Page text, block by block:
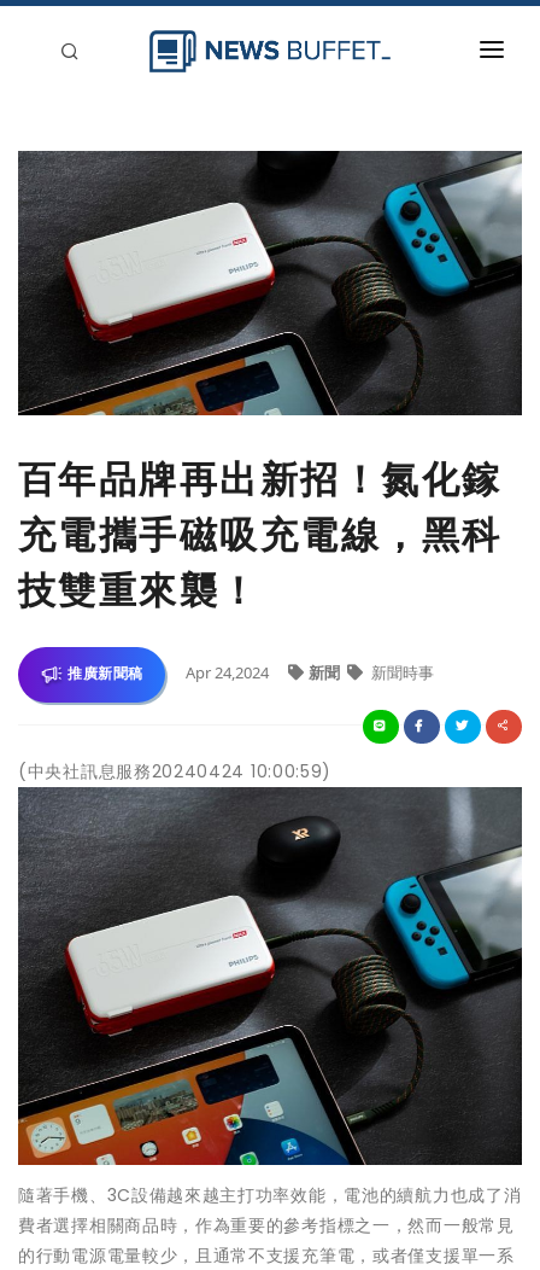
新聞稿分類
登入
百年品牌再出新招！氮化鎵
充電攜手磁吸充電線，黑科
技雙重來襲！
推廣新聞稿 Apr 24,2024 新聞 新聞時事
(中央社訊息服務20240424 10:00:59)
隨著手機、3C設備越來越主打功率效能，電池的續航力也成了消
費者選擇相關商品時，作為重要的參考指標之一，然而一般常見
的行動電源電量較少，且通常不支援充筆電，或者僅支援單一系